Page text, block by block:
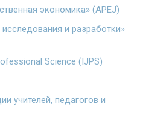
экономика» (APEJ)
и разработки»
Science (IJPS)
учителей, педагогов и